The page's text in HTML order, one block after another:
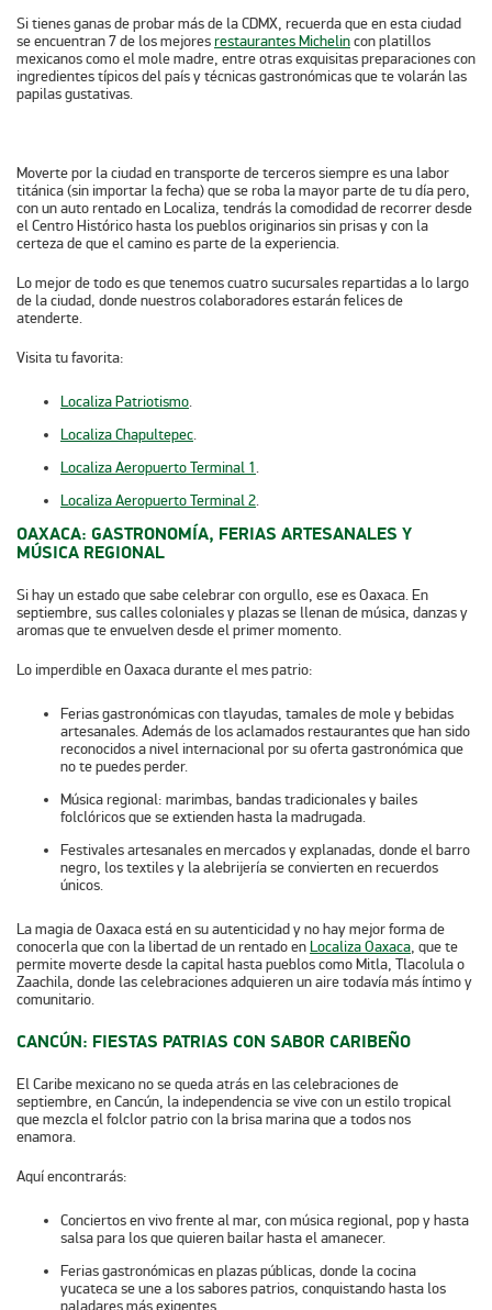
Si tienes ganas de probar más de la CDMX, recuerda que en esta ciudad
se encuentran 7 de los mejoresrestaurantes Michelincon platillos
mexicanos como el mole madre, entre otras exquisitas preparaciones con
ingredientes típicos del país y técnicas gastronómicas que te volarán las
papilas gustativas.
Moverte por la ciudad en transporte de terceros siempre es una labor
titánica (sin importar la fecha) que se roba la mayor parte de tu día pero,
con un auto rentado en Localiza, tendrás la comodidad de recorrer desde
el Centro Histórico hasta los pueblos originarios sin prisas y con la
certeza de que el camino es parte de la experiencia.
Lo mejor de todo es que tenemos cuatro sucursales repartidas a lo largo
de la ciudad, donde nuestros colaboradores estarán felices de
atenderte.
Visita tu favorita:
Localiza Patriotismo.
Localiza Chapultepec.
Localiza Aeropuerto Terminal 1.
Localiza Aeropuerto Terminal 2.
OAXACA: GASTRONOMÍA, FERIAS ARTESANALES Y
MÚSICA REGIONAL
Si hay un estado que sabe celebrar con orgullo, ese es Oaxaca. En
septiembre, sus calles coloniales y plazas se llenan de música, danzas y
aromas que te envuelven desde el primer momento.
Lo imperdible en Oaxaca durante el mes patrio:
Ferias gastronómicascon tlayudas, tamales de mole y bebidas
artesanales. Además de los aclamados restaurantes que han sido
reconocidos a nivel internacional por su oferta gastronómica que
no te puedes perder.
Música regional: marimbas, bandas tradicionales y bailes
folclóricos que se extienden hasta la madrugada.
Festivales artesanalesen mercados y explanadas, donde el barro
negro, los textiles y la alebrijería se convierten en recuerdos
únicos.
La magia de Oaxaca está en su autenticidad y no hay mejor forma de
conocerla que con la libertad de un rentado en Localiza Oaxaca, que te
permite moverte desde la capital hasta pueblos como Mitla, Tlacolula o
Zaachila, donde las celebraciones adquieren un aire todavía más íntimo y
comunitario.
CANCÚN: FIESTAS PATRIAS CON SABOR CARIBEÑO
El Caribe mexicano no se queda atrás en las celebraciones de
septiembre, en Cancún, la independencia se vive con un estilo tropical
que mezcla el folclor patrio con la brisa marina que a todos nos
enamora.
Aquí encontrarás:
Conciertos en vivofrente al mar, con música regional, pop y hasta
salsa para los que quieren bailar hasta el amanecer.
Ferias gastronómicasen plazas públicas, donde la cocina
yucateca se une a los sabores patrios, conquistando hasta los
paladares más exigentes.